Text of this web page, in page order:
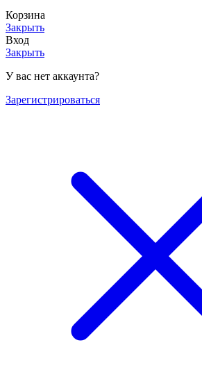
Корзина
Закрыть
Вход
Закрыть
У вас нет аккаунта?
Зарегистрироваться